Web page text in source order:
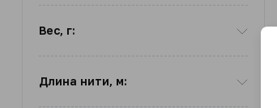
Вес, г:
Длина нити, м: